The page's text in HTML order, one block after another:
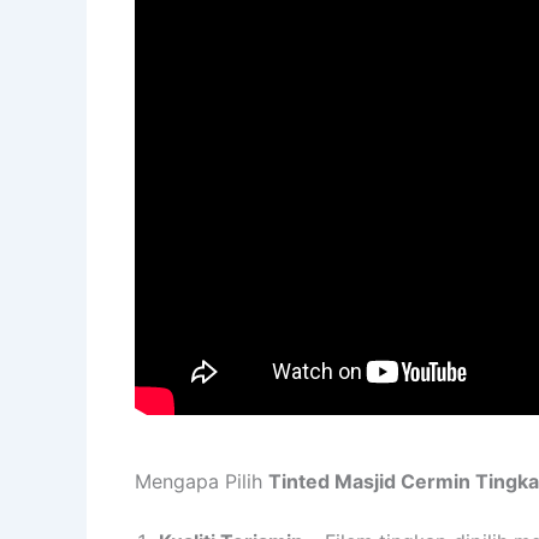
Mengapa Pilih Tinted Masjid Cermin